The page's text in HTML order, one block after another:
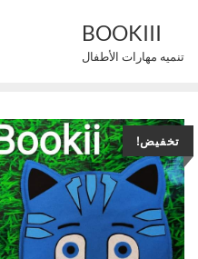
content
BOOKIII
تنميه مهارات الأطفال
تخفيض!